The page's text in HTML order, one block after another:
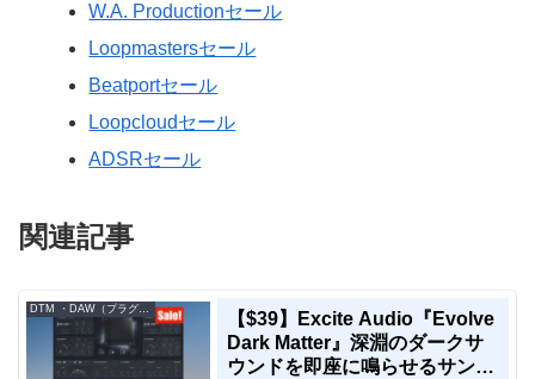
W.A. Productionセール
Loopmastersセール
Beatportセール
Loopcloudセール
ADSRセール
関連記事
DTM ・DAW（プラグイン、シンセなど）のセール情報
【$39】Excite Audio『Evolve
Dark Matter』深淵のダークサ
ウンドを即座に鳴らせるサンプ